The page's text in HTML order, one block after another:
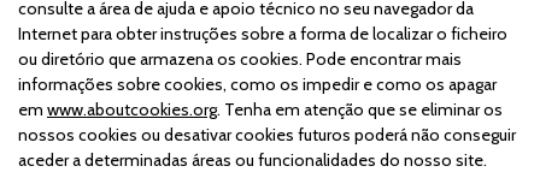
consulte a área de ajuda e apoio técnico no seu navegador da
Internet para obter instruções sobre a forma de localizar o ficheiro
ou diretório que armazena os cookies. Pode encontrar mais
informações sobre cookies, como os impedir e como os apagar
em www.aboutcookies.org. Tenha em atenção que se eliminar os
nossos cookies ou desativar cookies futuros poderá não conseguir
aceder a determinadas áreas ou funcionalidades do nosso site.